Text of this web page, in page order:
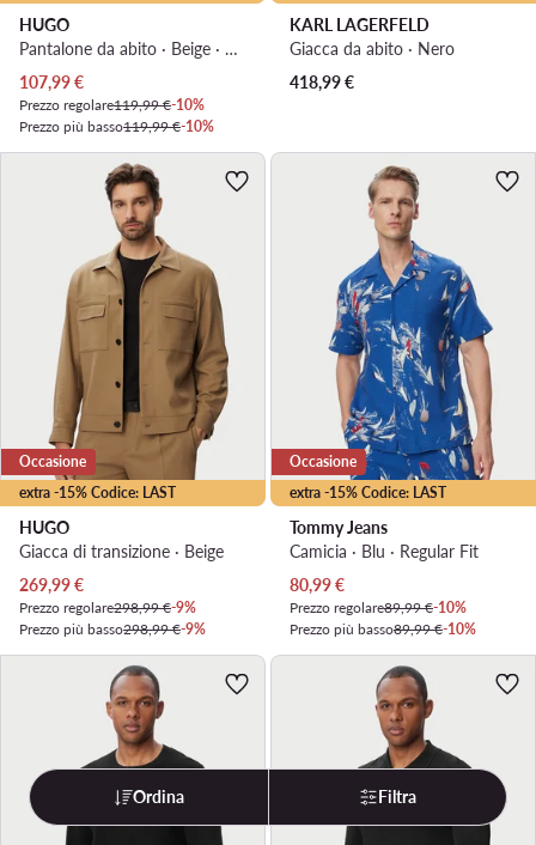
HUGO
Pantalone da abito · Beige · Regular Fit
Prezzo attuale
107,99€
Prezzo regolare119,99 €-10%
Prezzo più basso119,99 €-10%
KARL LAGERFELD
Giacca da abito · Nero
418,99€
extra -15% Codice: LAST
Occasione
HUGO
Giacca di transizione · Beige
Prezzo attuale
269,99€
Prezzo regolare298,99 €-9%
Prezzo più basso298,99 €-9%
extra -15% Codice: LAST
Occasione
Tommy Jeans
Camicia · Blu · Regular Fit
Prezzo attuale
80,99€
Prezzo regolare89,99 €-10%
Prezzo più basso89,99 €-10%
Ordina Filtra